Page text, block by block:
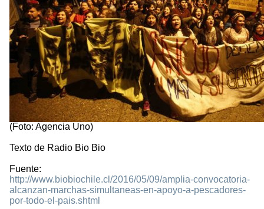
(Foto: Agencia Uno)
Texto de Radio Bio Bio
Fuente:
http://www.biobiochile.cl/2016/05/09/amplia-convocatoria-
alcanzan-marchas-simultaneas-en-apoyo-a-pescadores-
por-todo-el-pais.shtml